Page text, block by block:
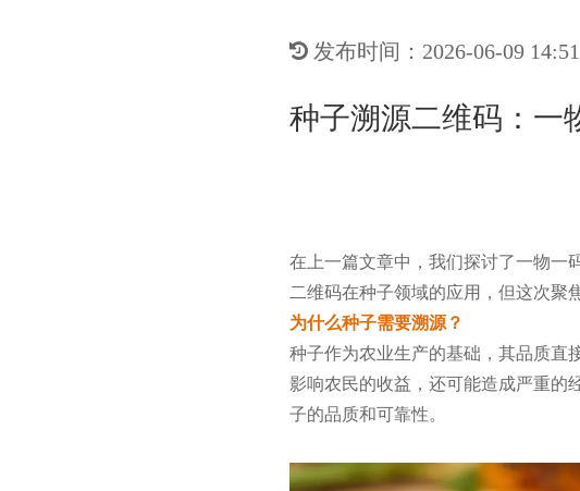
发布时间：2026-06-09 14:51
种子溯源二维码：一
在上一篇文章中，我们探讨了一物一
二维码在种子领域的应用，但这次聚
为什么种子需要溯源？
种子作为农业生产的基础，其品质直
影响农民的收益，还可能造成严重的
子的品质和可靠性。